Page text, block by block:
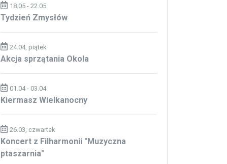
18.05 - 22.05
Tydzień Zmysłów
24.04, piątek
Akcja sprzątania Okola
01.04 - 03.04
Kiermasz Wielkanocny
26.03, czwartek
Koncert z Filharmonii "Muzyczna
ptaszarnia"